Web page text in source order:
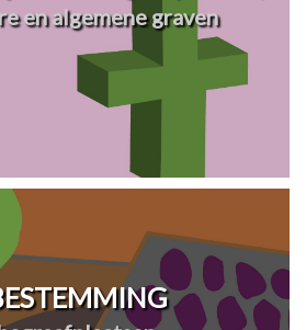
en algemene graven